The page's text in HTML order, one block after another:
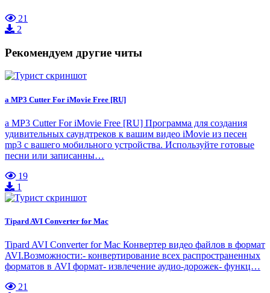
21
2
Рекомендуем другие читы
a MP3 Cutter For iMovie Free [RU]
a MP3 Cutter For iMovie Free [RU] Программа для создания
удивительных саундтреков к вашим видео iMovie из песен
mp3 с вашего мобильного устройства. Используйте готовые
песни или записанны…
19
1
Tipard AVI Converter for Mac
Tipard AVI Converter for Mac Конвертер видео файлов в формат
AVI.Возможности:- конвертирование всех распространенных
форматов в AVI формат- извлечение аудио-дорожек- функц…
21